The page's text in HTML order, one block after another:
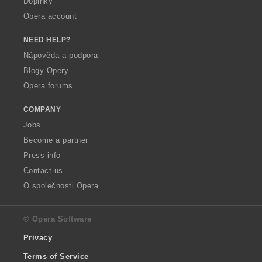
Opera account
NEED HELP?
Nápověda a podpora
Blogy Opery
Opera forums
COMPANY
Jobs
Become a partner
Press info
Contact us
O společnosti Opera
© Opera Software
Privacy
Terms of Service